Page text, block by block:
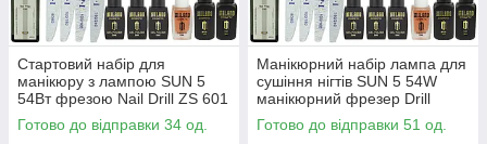
Стартовий набір для
манікюру з лампою SUN 5
54Вт фрезою Nail Drill ZS 601
65Вт 45000об з гель лаками
Готово до відправки 34 од.
Манікюрний набір лампа для
сушіння нігтів SUN 5 54W
манікюрний фрезер Drill
Master ZS 601 65W 45k DM
pro 202
Готово до відправки 51 од.